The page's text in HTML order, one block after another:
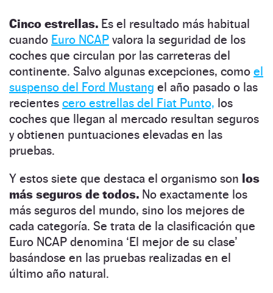
Cinco estrellas. Es el resultado más habitual
cuando Euro NCAP valora la seguridad de los
coches que circulan por las carreteras del
continente. Salvo algunas excepciones, como el
suspenso del Ford Mustang el año pasado o las
recientes cero estrellas del Fiat Punto, los
coches que llegan al mercado resultan seguros
y obtienen puntuaciones elevadas en las
pruebas.
Y estos siete que destaca el organismo son los
más seguros de todos. No exactamente los
más seguros del mundo, sino los mejores de
cada categoría. Se trata de la clasificación que
Euro NCAP denomina ‘El mejor de su clase’
basándose en las pruebas realizadas en el
último año natural.